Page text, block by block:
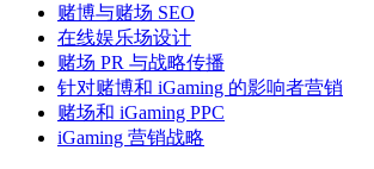
赌博与赌场 SEO
在线娱乐场设计
赌场 PR 与战略传播
针对赌博和 iGaming 的影响者营销
赌场和 iGaming PPC
iGaming 营销战略